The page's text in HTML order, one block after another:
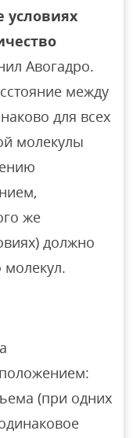
условиях
Авогадро.
между
для всех
молекулы
же
должно
молекул.
(при одних